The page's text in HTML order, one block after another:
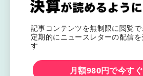
記事コンテンツを無制限に閲覧
定期的にニュースレターの配信
す
月額980円で今す